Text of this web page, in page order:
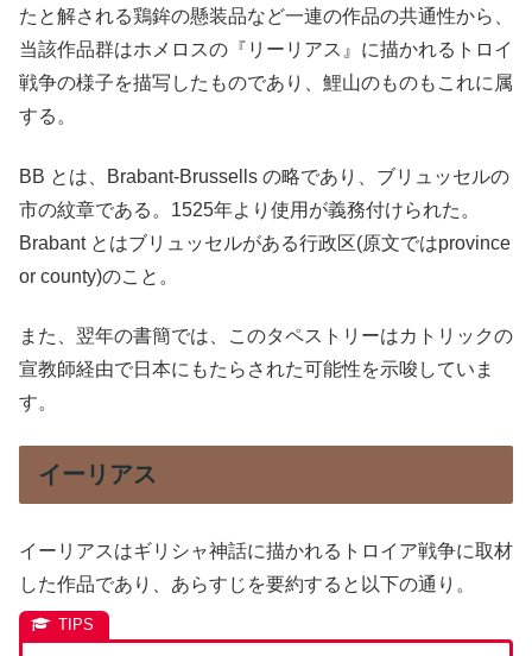
たと解される鶏鉾の懸装品など一連の作品の共通性から、
当該作品群はホメロスの『リーリアス』に描かれるトロイ
戦争の様子を描写したものであり、鯉山のものもこれに属
する。
BB とは、Brabant-Brussells の略であり、ブリュッセルの
市の紋章である。1525年より使用が義務付けられた。
Brabant とはブリュッセルがある行政区(原文ではprovince
or county)のこと。
また、翌年の書簡では、このタペストリーはカトリックの
宣教師経由で日本にもたらされた可能性を示唆していま
す。
イーリアス
イーリアスはギリシャ神話に描かれるトロイア戦争に取材
した作品であり、あらすじを要約すると以下の通り。